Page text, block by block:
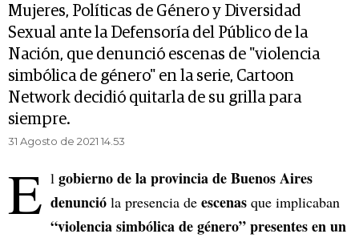
Mujeres, Políticas de Género y Diversidad
Sexual ante la Defensoría del Público de la
Nación, que denunció escenas de "violencia
simbólica de género" en la serie, Cartoon
Network decidió quitarla de su grilla para
siempre.
31 Agosto de 2021 14.53
E l gobierno de la provincia de Buenos Aires
denunció la presencia de escenas que implicaban
“violencia simbólica de género”presentes en un